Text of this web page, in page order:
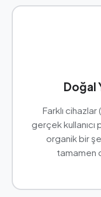
Doğal
Farklı
gerçek kullanıcı
organik bir
tamamen